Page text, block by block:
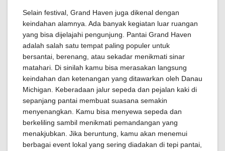
Selain festival, Grand Haven juga dikenal dengan
keindahan alamnya. Ada banyak kegiatan luar ruangan
yang bisa dijelajahi pengunjung. Pantai Grand Haven
adalah salah satu tempat paling populer untuk
bersantai, berenang, atau sekadar menikmati sinar
matahari. Di sinilah kamu bisa merasakan langsung
keindahan dan ketenangan yang ditawarkan oleh Danau
Michigan. Keberadaan jalur sepeda dan pejalan kaki di
sepanjang pantai membuat suasana semakin
menyenangkan. Kamu bisa menyewa sepeda dan
berkeliling sambil menikmati pemandangan yang
menakjubkan. Jika beruntung, kamu akan menemui
berbagai event lokal yang sering diadakan di tepi pantai,